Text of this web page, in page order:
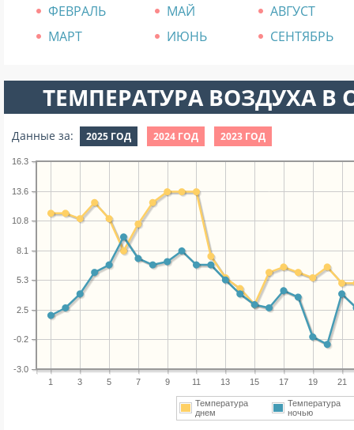
ФЕВРАЛЬ
МАЙ
АВГУСТ
МАРТ
ИЮНЬ СЕНТЯБРЬ
ТЕМПЕРАТУРА ВОЗДУХА В
Данные за: 2025 ГОД 2024 ГОД 2023 ГОД
1 3 5 7 9 11 13 15 17 19 21
-3.0
-0.2
2.5
5.3
8.1
10.8
13.6
16.3
Температура
днем
Температура
ночью